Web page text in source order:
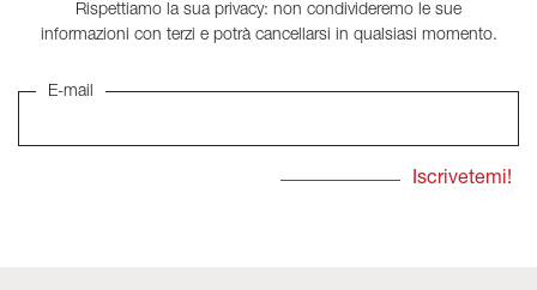
Rispettiamo la sua privacy: non condivideremo le sue
informazioni con terzi e potrà cancellarsi in qualsiasi momento.
E-mail